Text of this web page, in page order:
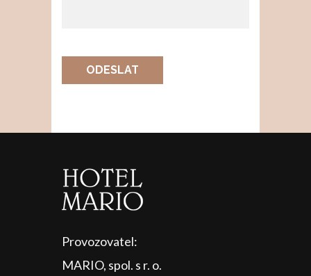
ODESLAT
Provozovatel:
MARIO, spol. s r. o.